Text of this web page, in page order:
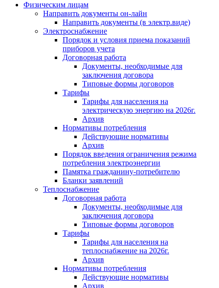
Физическим лицам
Направить документы он-лайн
Направить документы (в электр.виде)
Электроснабжение
Порядок и условия приема показаний
приборов учета
Договорная работа
Документы, необходимые для
заключения договора
Типовые формы договоров
Тарифы
Тарифы для населения на
электрическую энергию на 2026г.
Архив
Нормативы потребления
Действующие нормативы
Архив
Порядок введения ограничения режима
потребления электроэнергии
Памятка гражданину-потребителю
Бланки заявлений
Теплоснабжение
Договорная работа
Документы, необходимые для
заключения договора
Типовые формы договоров
Тарифы
Тарифы для населения на
теплоснабжение на 2026г.
Архив
Нормативы потребления
Действующие нормативы
Архив